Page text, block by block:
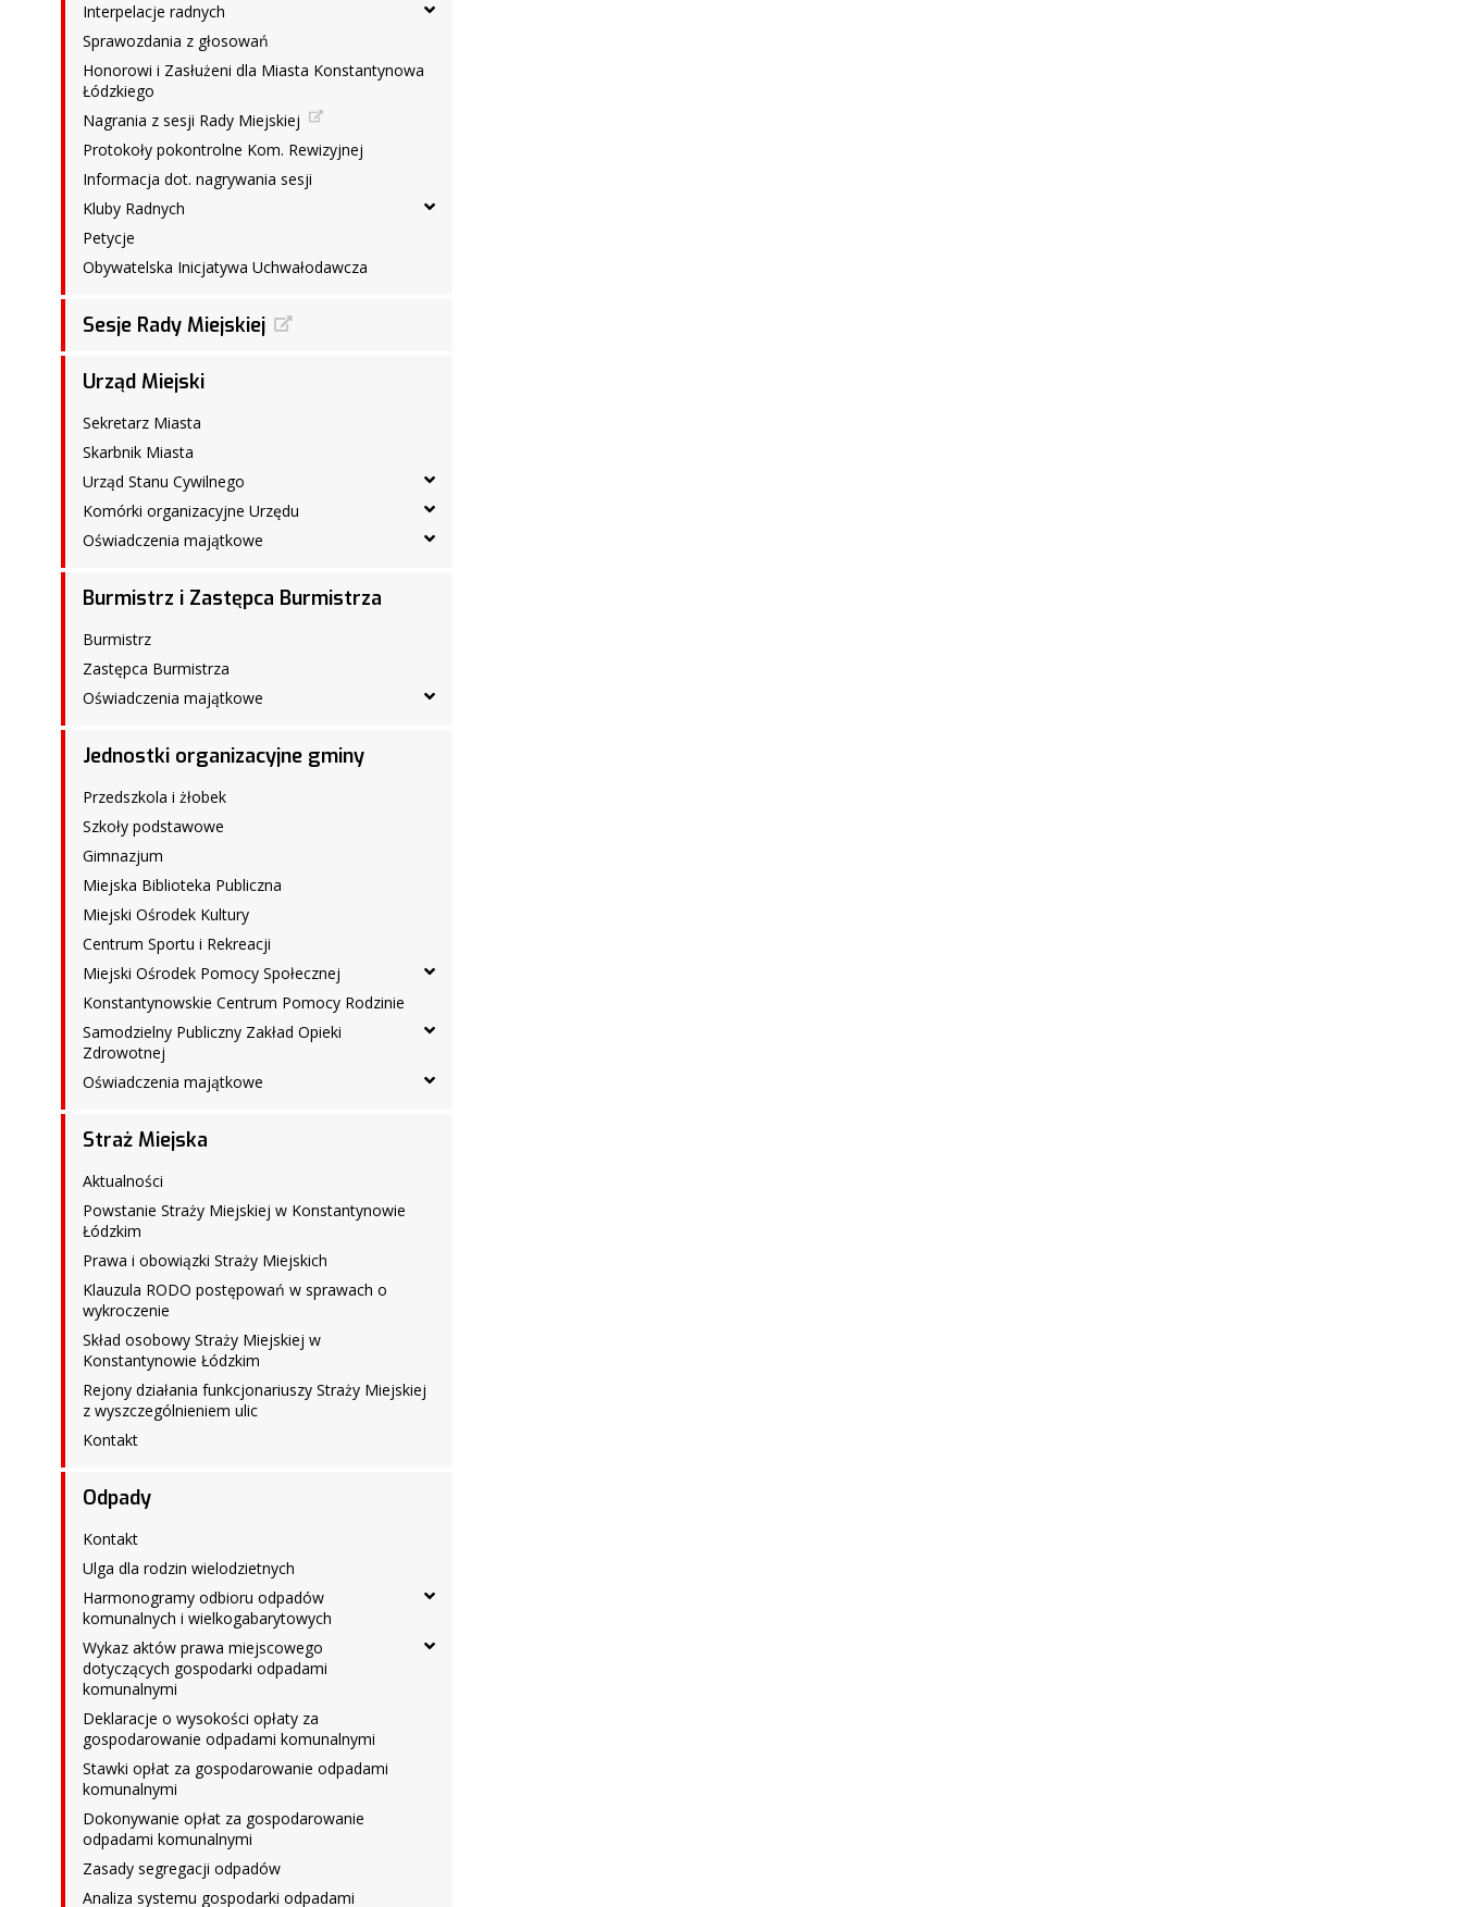
Interpelacje radnych
Sprawozdania z głosowań
Honorowi i Zasłużeni dla Miasta Konstantynowa
Łódzkiego
Nagrania z sesji Rady Miejskiej
Protokoły pokontrolne Kom. Rewizyjnej
Informacja dot. nagrywania sesji
Kluby Radnych
Petycje
Obywatelska Inicjatywa Uchwałodawcza
Sesje Rady Miejskiej
Urząd Miejski
Sekretarz Miasta
Skarbnik Miasta
Urząd Stanu Cywilnego
Komórki organizacyjne Urzędu
Oświadczenia majątkowe
Burmistrz i Zastępca Burmistrza
Burmistrz
Zastępca Burmistrza
Oświadczenia majątkowe
Jednostki organizacyjne gminy
Przedszkola i żłobek
Szkoły podstawowe
Gimnazjum
Miejska Biblioteka Publiczna
Miejski Ośrodek Kultury
Centrum Sportu i Rekreacji
Miejski Ośrodek Pomocy Społecznej
Konstantynowskie Centrum Pomocy Rodzinie
Samodzielny Publiczny Zakład Opieki
Zdrowotnej
Oświadczenia majątkowe
Straż Miejska
Aktualności
Powstanie Straży Miejskiej w Konstantynowie
Łódzkim
Prawa i obowiązki Straży Miejskich
Klauzula RODO postępowań w sprawach o
wykroczenie
Skład osobowy Straży Miejskiej w
Konstantynowie Łódzkim
Rejony działania funkcjonariuszy Straży Miejskiej
z wyszczególnieniem ulic
Kontakt
Odpady
Kontakt
Ulga dla rodzin wielodzietnych
Harmonogramy odbioru odpadów
komunalnych i wielkogabarytowych
Wykaz aktów prawa miejscowego
dotyczących gospodarki odpadami
komunalnymi
Deklaracje o wysokości opłaty za
gospodarowanie odpadami komunalnymi
Stawki opłat za gospodarowanie odpadami
komunalnymi
Dokonywanie opłat za gospodarowanie
odpadami komunalnymi
Zasady segregacji odpadów
Analiza systemu gospodarki odpadami